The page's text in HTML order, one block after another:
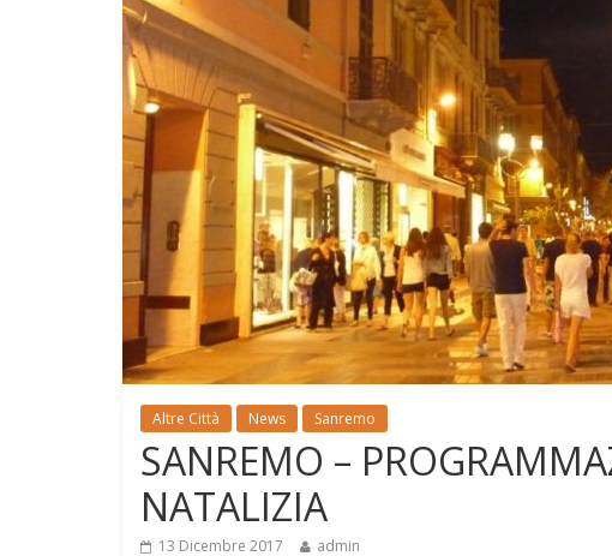
Altre Città News Sanremo
SANREMO –
NATALIZIA
13 Dicembre 2017 admin